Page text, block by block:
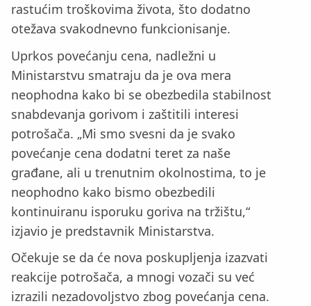
rastućim troškovima života, što dodatno
otežava svakodnevno funkcionisanje.
Uprkos povećanju cena, nadležni u
Ministarstvu smatraju da je ova mera
neophodna kako bi se obezbedila stabilnost
snabdevanja gorivom i zaštitili interesi
potrošača. „Mi smo svesni da je svako
povećanje cena dodatni teret za naše
građane, ali u trenutnim okolnostima, to je
neophodno kako bismo obezbedili
kontinuiranu isporuku goriva na tržištu,“
izjavio je predstavnik Ministarstva.
Očekuje se da će nova poskupljenja izazvati
reakcije potrošača, a mnogi vozači su već
izrazili nezadovoljstvo zbog povećanja cena.